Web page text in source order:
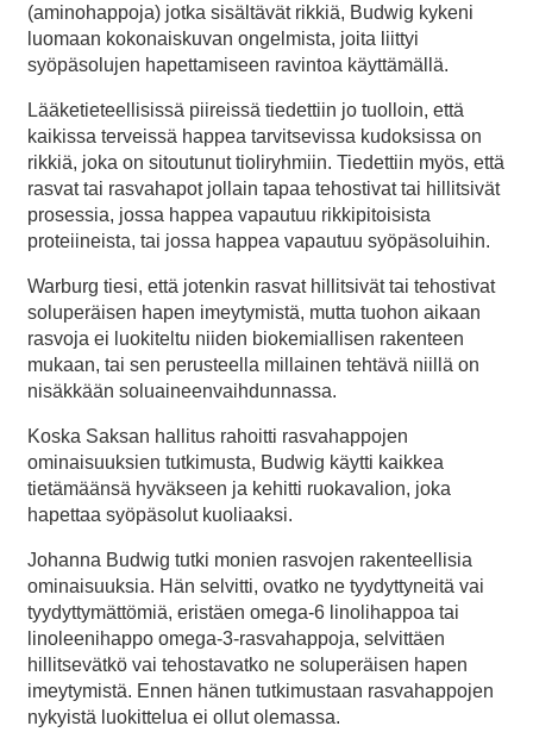
(aminohappoja) jotka sisältävät rikkiä, Budwig kykeni
luomaan kokonaiskuvan ongelmista, joita liittyi
syöpäsolujen hapettamiseen ravintoa käyttämällä.
Lääketieteellisissä piireissä tiedettiin jo tuolloin, että
kaikissa terveissä happea tarvitsevissa kudoksissa on
rikkiä, joka on sitoutunut tioliryhmiin. Tiedettiin myös, että
rasvat tai rasvahapot jollain tapaa tehostivat tai hillitsivät
prosessia, jossa happea vapautuu rikkipitoisista
proteiineista, tai jossa happea vapautuu syöpäsoluihin.
Warburg tiesi, että jotenkin rasvat hillitsivät tai tehostivat
soluperäisen hapen imeytymistä, mutta tuohon aikaan
rasvoja ei luokiteltu niiden biokemiallisen rakenteen
mukaan, tai sen perusteella millainen tehtävä niillä on
nisäkkään soluaineenvaihdunnassa.
Koska Saksan hallitus rahoitti rasvahappojen
ominaisuuksien tutkimusta, Budwig käytti kaikkea
tietämäänsä hyväkseen ja kehitti ruokavalion, joka
hapettaa syöpäsolut kuoliaaksi.
Johanna Budwig tutki monien rasvojen rakenteellisia
ominaisuuksia. Hän selvitti, ovatko ne tyydyttyneitä vai
tyydyttymättömiä, eristäen omega-6 linolihappoa tai
linoleenihappo omega-3-rasvahappoja, selvittäen
hillitsevätkö vai tehostavatko ne soluperäisen hapen
imeytymistä. Ennen hänen tutkimustaan rasvahappojen
nykyistä luokittelua ei ollut olemassa.